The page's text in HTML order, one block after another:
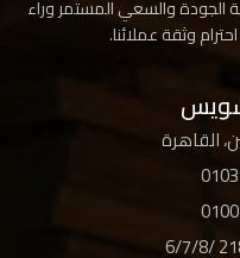
الجودة والسعي المستمر وراء
وثقة عملائنا.